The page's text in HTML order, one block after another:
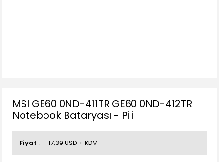
MSI GE60 0ND-411TR GE60 0ND-412TR
Notebook Bataryası - Pili
Fiyat 17,39 USD + KDV